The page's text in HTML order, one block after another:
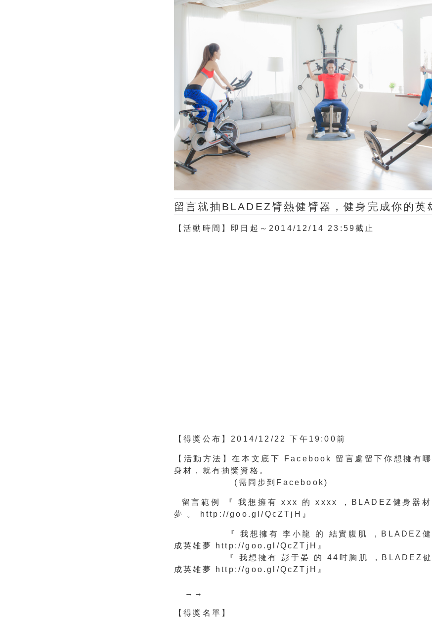
留言就抽BLADEZ臂熱健臂器，健身完成你的英
【活動時間】 即日起～2014/12/14 23:59截止
【得獎公布】 2014/12/22 下午19:00前
【活動方法】在本文底下 Facebook 留言處留下你想擁有哪
身材，就有抽獎資格。
(需同步到Facebook)
留言範例 『 我想擁有xxx
的 xxxx ，BLADEZ健身器材
夢 。 http://goo.gl/QcZTjH』
『 我想擁有李小龍 的 結實腹 肌
，BLADEZ
成英雄夢 http://goo.gl/QcZTjH』
『 我想擁有彭于晏 的44吋胸 肌
，BLADEZ
成英雄夢 http://goo.gl/QcZTjH』
→→
【得獎名單】